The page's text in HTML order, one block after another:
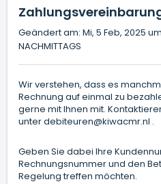
Geändert am: Mi, 5 Feb, 2025
NACHMITTAGS
Wir verstehen, dass es
Rechnung auf einmal zu
gerne mit Ihnen mit.
unter debiteuren@kiwacmr.nl .
Geben Sie dabei Ihre
Rechnungsnummer und den
Regelung treffen möchten.